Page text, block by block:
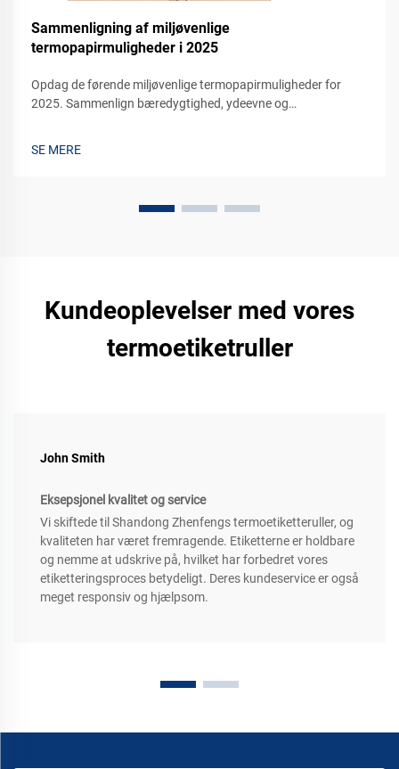
Sammenligning af miljøvenlige
termopapirmuligheder i 2025
Opdag de førende miljøvenlige termopapirmuligheder for
2025. Sammenlign bæredygtighed, ydeevne og
SE MERE
Kundeoplevelser med vores
termoetiketruller
John Smith
Eksepsjonel kvalitet og service
Vi skiftede til Shandong Zhenfengs termoetiketteruller, og
kvaliteten har været fremragende. Etiketterne er holdbare
og nemme at udskrive på, hvilket har forbedret vores
etiketteringsproces betydeligt. Deres kundeservice er også
meget responsiv og hjælpsom.